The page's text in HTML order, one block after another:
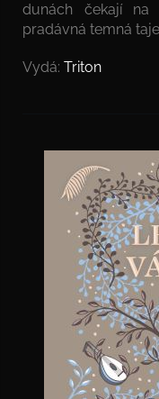
dunách čekají
pradávná temná
Vydá: Triton